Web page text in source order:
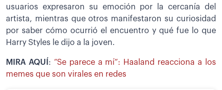
usuarios expresaron su emoción por la cercanía del
artista, mientras que otros manifestaron su curiosidad
por saber cómo ocurrió el encuentro y qué fue lo que
Harry Styles le dijo a la joven.
MIRA AQUÍ : “Se parece a mí”: Haaland reacciona a los
memes que son virales en redes